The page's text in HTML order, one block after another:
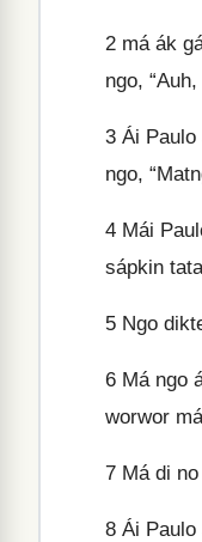
2 má ák
ngo,
3 Ái Paulo
ngo,
4 Mái
sápkin
5 Ngo
6 Má ngo
worwor
7 Má di
8 Ái Paulo